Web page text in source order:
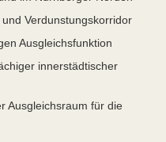
Verdunstungskorridor
Ausgleichsfunktion
innerstädtischer
Ausgleichsraum für die